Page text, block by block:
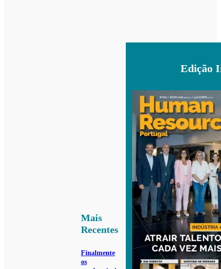
Mais
Recentes
Finalmente
os
Edição